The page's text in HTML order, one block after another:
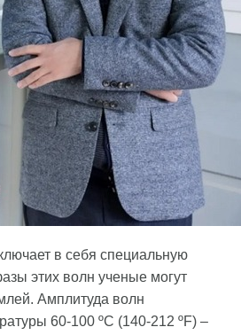
в себя специальную
этих волн ученые могут
Амплитуда волн
60-100 ºC (140-212 ºF) –